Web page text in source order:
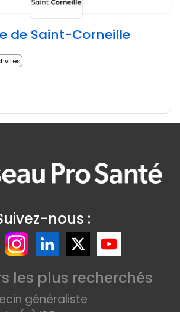
de Saint-Corneille
nous :
les plus recherchés
généraliste